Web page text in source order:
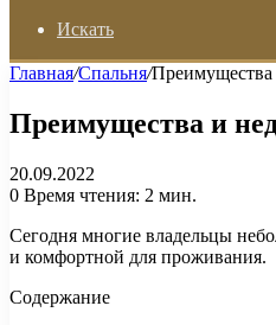
Искать
Главная/Спальня/Преимущества
Преимущества и
20.09.2022
0 Время чтения: 2 мин.
Сегодня многие владельцы
и комфортной для проживания.
Содержание